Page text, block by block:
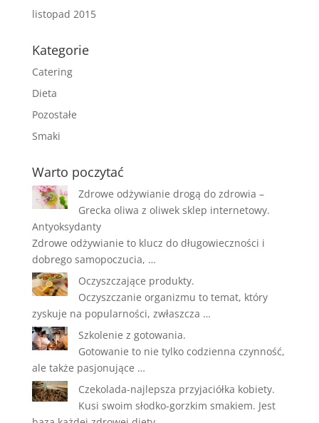
listopad 2015
Kategorie
Catering
Dieta
Pozostałe
Smaki
Warto poczytać
Zdrowe odżywianie drogą do zdrowia –
Grecka oliwa z oliwek sklep internetowy.
Antyoksydanty
Zdrowe odżywianie to klucz do długowieczności i
dobrego samopoczucia, …
Oczyszczające produkty.
Oczyszczanie organizmu to temat, który
zyskuje na popularności, zwłaszcza …
Szkolenie z gotowania.
Gotowanie to nie tylko codzienna czynność,
ale także pasjonujące …
Czekolada-najlepsza przyjaciółka kobiety.
Kusi swoim słodko-gorzkim smakiem. Jest